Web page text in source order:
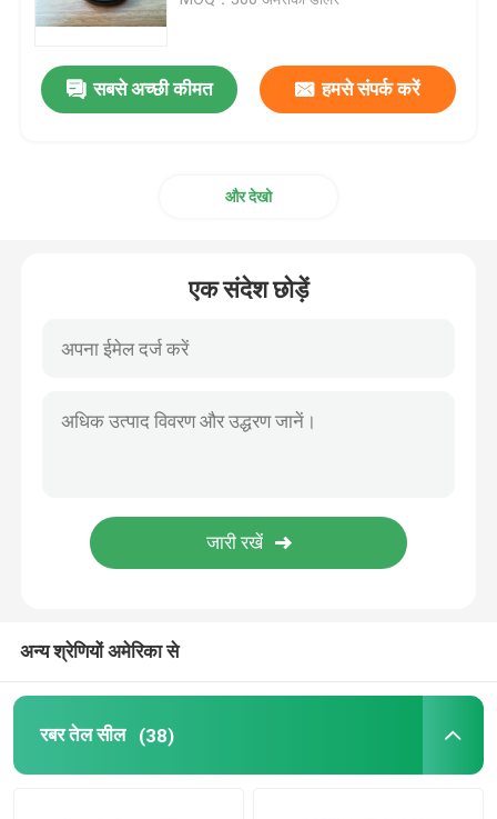
वॉशिंग मशीन सील
PTFE फ्लैट वॉशर
मोल्ड रबड़ पार्ट्स
धातु सील वॉशर
सबसे अच्छी कीमत हमसे संपर्क करें
और देखो
एक संदेश छोड़ें
अन्य श्रेणियों अमेरिका से
रबर तेल सील (38)